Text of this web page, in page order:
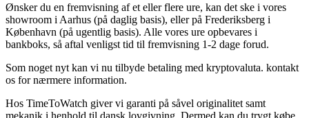
Ønsker du en fremvisning af et eller flere ure, kan det ske i vores
showroom i Aarhus (på daglig basis), eller på Frederiksberg i
København (på ugentlig basis). Alle vores ure opbevares i
bankboks, så aftal venligst tid til fremvisning 1-2 dage forud.
Som noget nyt kan vi nu tilbyde betaling med kryptovaluta. kontakt
os for nærmere information.
Hos TimeToWatch giver vi garanti på såvel originalitet samt
mekanik i henhold til dansk lovgivning. Dermed kan du trygt købe